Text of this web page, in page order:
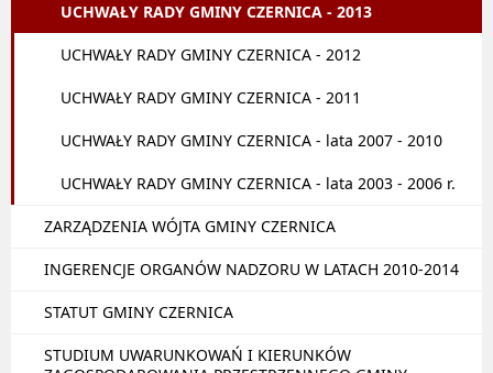
UCHWAŁY RADY GMINY CZERNICA - 2013
UCHWAŁY RADY GMINY CZERNICA - 2012
UCHWAŁY RADY GMINY CZERNICA - 2011
UCHWAŁY RADY GMINY CZERNICA - lata 2007 - 2010
UCHWAŁY RADY GMINY CZERNICA - lata 2003 - 2006 r.
ZARZĄDZENIA WÓJTA GMINY CZERNICA
INGERENCJE ORGANÓW NADZORU W LATACH 2010-2014
STATUT GMINY CZERNICA
STUDIUM UWARUNKOWAŃ I KIERUNKÓW